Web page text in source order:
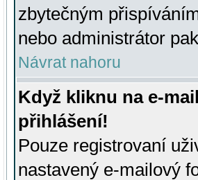
zbytečným
nebo administrátor
Návrat nahoru
Když kliknu na e-
přihlášení!
Pouze registrovaní
nastavený e-mailový